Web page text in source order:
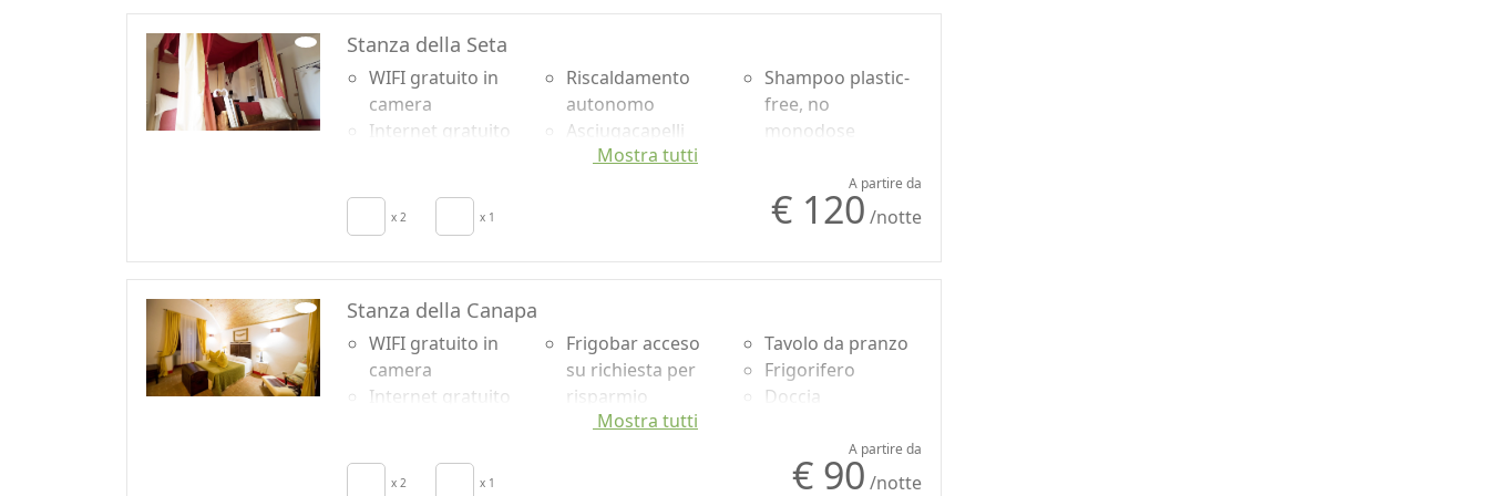
Culla
Cucina
Angolo cottura
Scrivania
Camino
Stanza della Seta
WIFI gratuito in
camera
Internet gratuito
TV in camera
Aria Condizionata
Riscaldamento
autonomo
Asciugacapelli
Asciugamani
Shampoo plastic-
free, no
monodose
indipendente
Mostra tutti
x 2 x 1
A partire da
€ 120 /notte
Stanza della Canapa
WIFI gratuito in
camera
Internet gratuito
TV in camera
Frigobar acceso
su richiesta per
risparmio
energetico
Tavolo da pranzo
Frigorifero
Doccia
monodose
Mostra tutti
x 2 x 1
A partire da
€ 90 /notte